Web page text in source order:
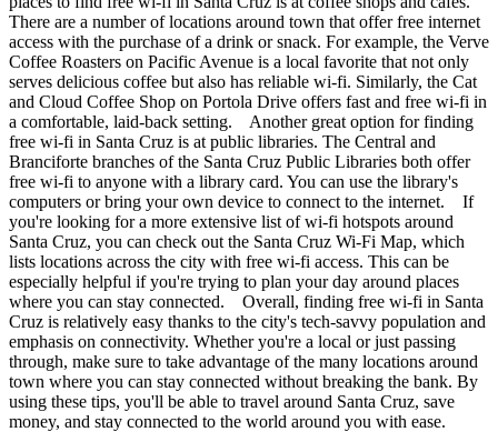
There are a number of locations around town that offer free internet
access with the purchase of a drink or snack. For example, the Verve
Coffee Roasters on Pacific Avenue is a local favorite that not only
serves delicious coffee but also has reliable wi-fi. Similarly, the Cat
and Cloud Coffee Shop on Portola Drive offers fast and free wi-fi in
a comfortable, laid-back setting. Another great option for finding
free wi-fi in Santa Cruz is at public libraries. The Central and
Branciforte branches of the Santa Cruz Public Libraries both offer
free wi-fi to anyone with a library card. You can use the library's
computers or bring your own device to connect to the internet. If
you're looking for a more extensive list of wi-fi hotspots around
Santa Cruz, you can check out the Santa Cruz Wi-Fi Map, which
lists locations across the city with free wi-fi access. This can be
especially helpful if you're trying to plan your day around places
where you can stay connected. Overall, finding free wi-fi in Santa
Cruz is relatively easy thanks to the city's tech-savvy population and
emphasis on connectivity. Whether you're a local or just passing
through, make sure to take advantage of the many locations around
town where you can stay connected without breaking the bank. By
using these tips, you'll be able to travel around Santa Cruz, save
money, and stay connected to the world around you with ease.